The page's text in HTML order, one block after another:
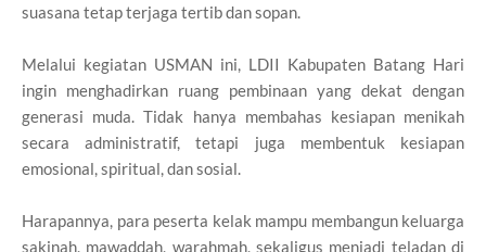
suasana tetap terjaga tertib dan sopan.
Melalui kegiatan USMAN ini, LDII Kabupaten Batang Hari
ingin menghadirkan ruang pembinaan yang dekat dengan
generasi muda. Tidak hanya membahas kesiapan menikah
secara administratif, tetapi juga membentuk kesiapan
emosional, spiritual, dan sosial.
Harapannya, para peserta kelak mampu membangun keluarga
sakinah, mawaddah, warahmah, sekaligus menjadi teladan di